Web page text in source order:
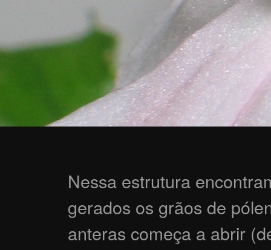
Nessa estrutura
gerados os grãos de
anteras começa a abrir